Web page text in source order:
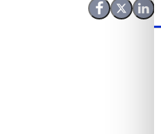
Del på Facebook
Del på X
Del